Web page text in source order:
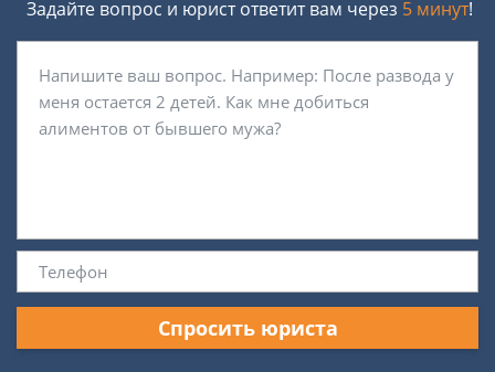
Задайте вопрос и юрист ответит вам через 5 минут!
Спросить юриста